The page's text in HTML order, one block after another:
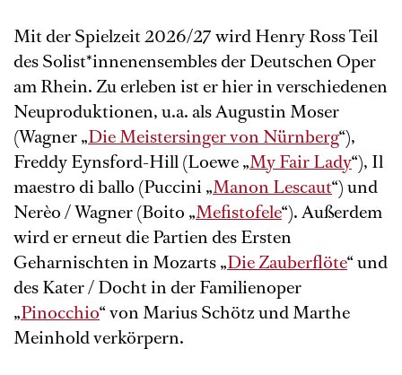
Mit der Spielzeit 2026/27 wird Henry Ross Teil
des Solist*innenensembles der Deutschen Oper
am Rhein. Zu erleben ist er hier in verschiedenen
Neuproduktionen, u.a. als Augustin Moser
(Wagner „Die Meistersinger von Nürnberg“),
Freddy Eynsford-Hill (Loewe „My Fair Lady“), Il
maestro di ballo (Puccini „Manon Lescaut“) und
Nerèo / Wagner (Boito „Mefistofele“). Außerdem
wird er erneut die Partien des Ersten
Geharnischten in Mozarts „Die Zauberflöte“ und
des Kater / Docht in der Familienoper
„Pinocchio“ von Marius Schötz und Marthe
Meinhold verkörpern.